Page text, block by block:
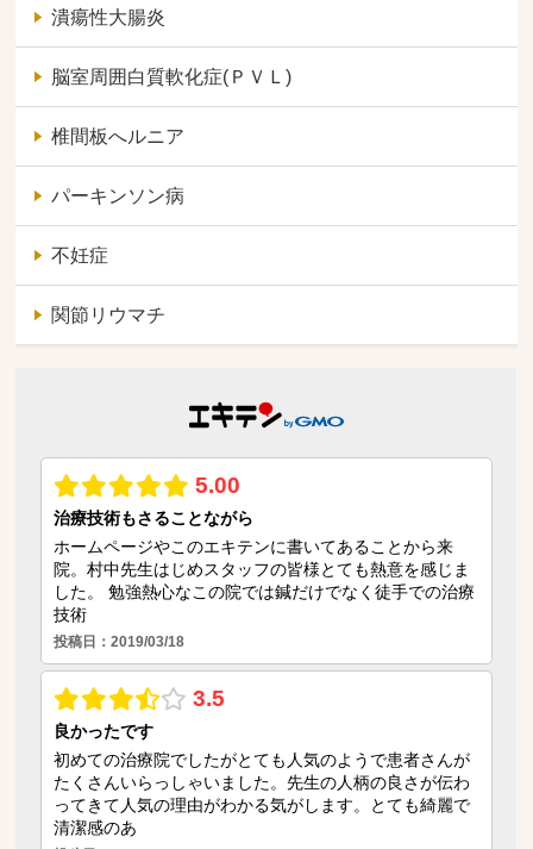
潰瘍性大腸炎
脳室周囲白質軟化症(ＰＶＬ)
椎間板へルニア
パーキンソン病
不妊症
関節リウマチ